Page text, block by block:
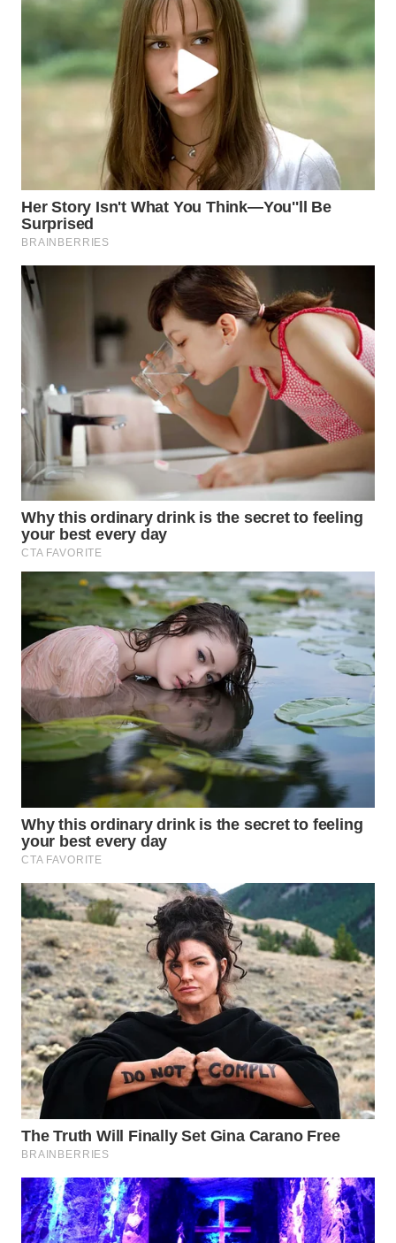
NUSANTARA
WN
BALI
KALTENG
KALTARA
WN
KALSEL
WN
KALTIM
WN
SULSEL
WN
GORONTALO
WN
WN
MALUKU
WN
MALUT
WN
DAIRI
WN
DANAU
TOBA
WN
NIAS
LANGKAT
WN